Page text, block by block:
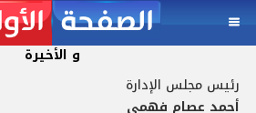
و الأخيرة
رئيس مجلس الإدارة
أحمد عصام فهمي